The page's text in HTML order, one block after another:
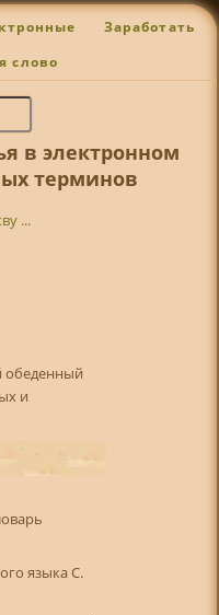
Заработать
слово
в электронном
терминов
...
обеденный
и
языка С.